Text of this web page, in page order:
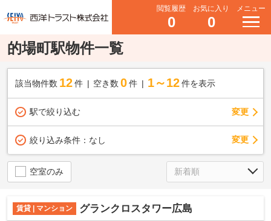
閲覧履歴
0
お気に入り
0
メニュー
的場町駅物件一覧
該当物件数 12件 空き数 0 件 1～12 件を表示
駅で絞り込む 変更
絞り込み条件： なし 変更
空室のみ
賃貸 | マンション グランクロスタワー広島